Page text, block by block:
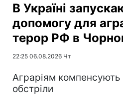
В Україні
допомогу для
терор РФ в
22:25 06.08.2026 Чт
Аграріям компенсують
обстріли